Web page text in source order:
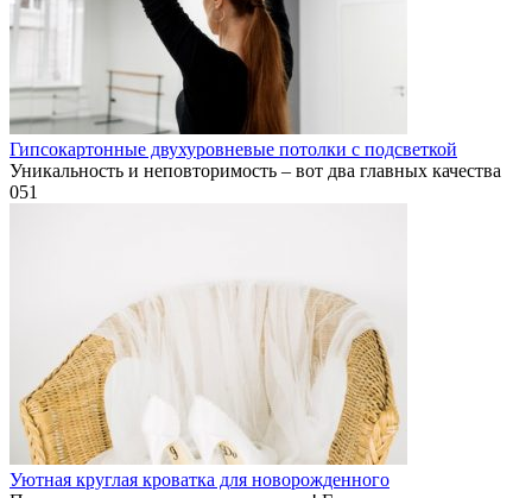
Гипсокартонные двухуровневые потолки с подсветкой
Уникальность и неповторимость – вот два главных качества
051
Уютная круглая кроватка для новорожденного